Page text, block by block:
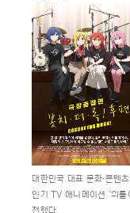
대한민국 대표 문화∙콘텐
인기 TV 애니메이션 ‘외
전했다.